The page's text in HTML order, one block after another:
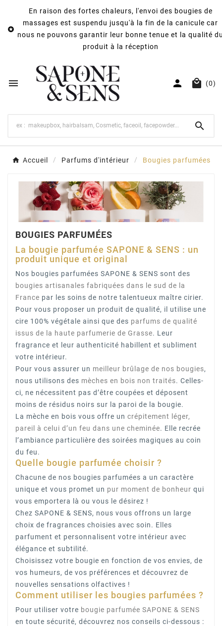

En raison des fortes chaleurs, l'envoi des bougies de
massages est suspendu jusqu'à la fin de la canicule car
nous ne pouvons garantir leur bonne tenue et la qualité
produit à la réception
   (0)

Accueil Parfums d'intérieur Bougies parfumées
BOUGIES PARFUMÉES
La bougie parfumée SAPONE & SENS : un
produit unique et original
Nos bougies parfumées SAPONE & SENS sont des
bougies artisanales fabriquées dans le sud de la
France par les soins de notre talentueux maître cirier.
Pour vous proposer un produit de qualité, il utilise une
cire 100% végétale ainsi que des parfums de qualité
issus de la haute parfumerie de Grasse. Leur
fragrance et leur authenticité habillent et subliment
votre intérieur.
Pour vous assurer un meilleur brûlage de nos bougies,
nous utilisons des mèches en bois non traités. Celles-
ci, ne nécessitent pas d’être coupées et déposent
moins de résidus noirs sur la paroi de la bougie.
La mèche en bois vous offre un crépitement léger,
pareil à celui d’un feu dans une cheminée. Elle recrée
l’ambiance particulière des soirées magiques au coin
du feu.
Quelle bougie parfumée choisir ?
Chacune de nos bougies parfumées a un caractère
unique et vous promet un pur moment de bonheur qui
vous emportera là ou vous le désirez !
Chez SAPONE & SENS, nous vous offrons un large
choix de fragrances choisies avec soin. Elles
parfument et personnalisent votre intérieur avec
élégance et subtilité.
Choisissez votre bougie en fonction de vos envies, de
vos humeurs, de vos préférences et découvrez de
nouvelles sensations olfactives !
Comment utiliser les bougies parfumées ?
Pour utiliser votre bougie parfumée SAPONE & SENS
en toute sécurité, découvrez nos conseils ci-dessous :